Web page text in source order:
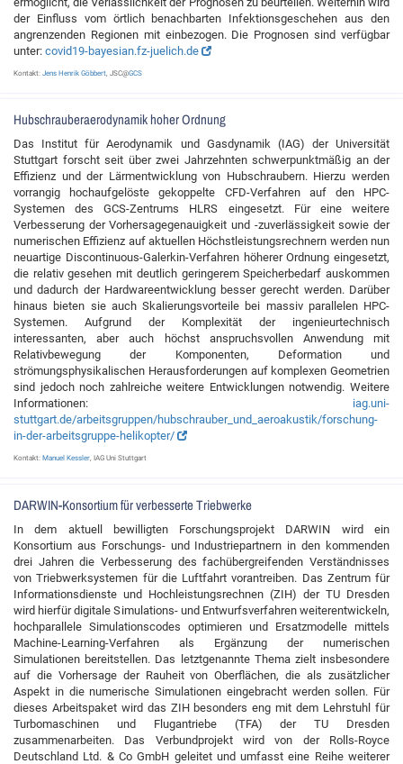
der Einfluss vom örtlich benachbarten Infektionsgeschehen aus den
angrenzenden Regionen mit einbezogen. Die Prognosen sind verfügbar
unter: covid19-bayesian.fz-juelich.de
Kontakt: Jens Henrik Göbbert , JSC@GCS
Hubschrauberaerodynamik hoher Ordnung
Das Institut für Aerodynamik und Gasdynamik (IAG) der Universität
Stuttgart forscht seit über zwei Jahrzehnten schwerpunktmäßig an der
Effizienz und der Lärmentwicklung von Hubschraubern. Hierzu werden
vorrangig hochaufgelöste gekoppelte CFD-Verfahren auf den HPC-
Systemen des GCS-Zentrums HLRS eingesetzt. Für eine weitere
Verbesserung der Vorhersagegenauigkeit und -zuverlässigkeit sowie der
numerischen Effizienz auf aktuellen Höchstleistungsrechnern werden nun
neuartige Discontinuous-Galerkin-Verfahren höherer Ordnung eingesetzt,
die relativ gesehen mit deutlich geringerem Speicherbedarf auskommen
und dadurch der Hardwareentwicklung besser gerecht werden. Darüber
hinaus bieten sie auch Skalierungsvorteile bei massiv parallelen HPC-
Systemen. Aufgrund der Komplexität der ingenieurtechnisch
interessanten, aber auch höchst anspruchsvollen Anwendung mit
Relativbewegung der Komponenten, Deformation und
strömungsphysikalischen Herausforderungen auf komplexen Geometrien
sind jedoch noch zahlreiche weitere Entwicklungen notwendig. Weitere
Informationen: iag.uni-
stuttgart.de/arbeitsgruppen/hubschrauber_und_aeroakustik/forschung-
in-der-arbeitsgruppe-helikopter/
Kontakt: Manuel Kessler, IAG Uni Stuttgart
DARWIN-Konsortium für verbesserte Triebwerke
In dem aktuell bewilligten Forschungsprojekt DARWIN wird ein
Konsortium aus Forschungs- und Industriepartnern in den kommenden
drei Jahren die Verbesserung des fachübergreifenden Verständnisses
von Triebwerksystemen für die Luftfahrt vorantreiben. Das Zentrum für
Informationsdienste und Hochleistungsrechnen (ZIH) der TU Dresden
wird hierfür digitale Simulations- und Entwurfsverfahren weiterentwickeln,
hochparallele Simulationscodes optimieren und Ersatzmodelle mittels
Machine-Learning-Verfahren als Ergänzung der numerischen
Simulationen bereitstellen. Das letztgenannte Thema zielt insbesondere
auf die Vorhersage der Rauheit von Oberflächen, die als zusätzlicher
Aspekt in die numerische Simulationen eingebracht werden sollen. Für
dieses Arbeitspaket wird das ZIH besonders eng mit dem Lehrstuhl für
Turbomaschinen und Flugantriebe (TFA) der TU Dresden
zusammenarbeiten. Das Verbundprojekt wird von der Rolls-Royce
Deutschland Ltd. & Co GmbH geleitet und umfasst eine Reihe weiterer